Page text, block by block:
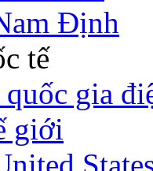
Định
tế
quốc gia
giới